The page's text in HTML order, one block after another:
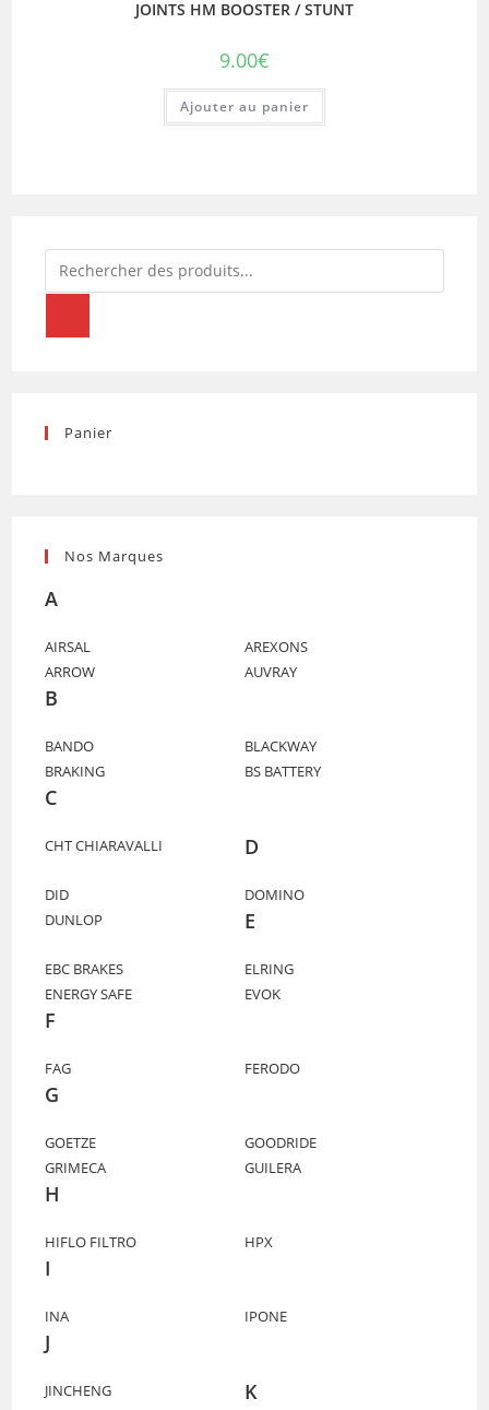
JOINTS HM BOOSTER / STUNT
9.00€
Ajouter au panier
Recherche
de
Panier
Nos Marques
A
AIRSAL
AREXONS
ARROW
AUVRAY
B
BANDO
BLACKWAY
BRAKING
BS BATTERY
C
CHT CHIARAVALLI D
DID
DOMINO
DUNLOP
E
EBC BRAKES
ELRING
ENERGY SAFE
EVOK
F
FAG FERODO
G
GOETZE
GOODRIDE
GRIMECA
GUILERA
H
HIFLO FILTRO HPX
I
INA IPONE
J
JINCHENG K